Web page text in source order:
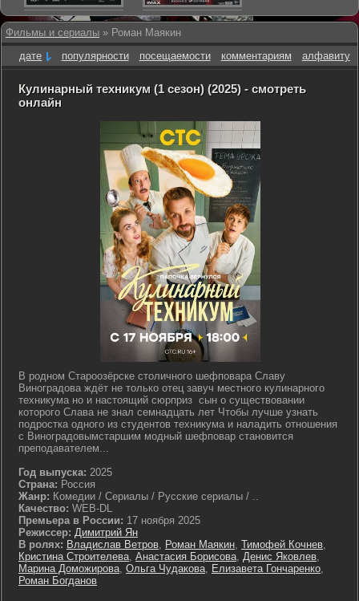
Фильмы и сериалы » Роман Маякин
дате
популярности посещаемости комментариям алфавиту
Кулинарный техникум (1 сезон) (2025) - смотреть
онлайн
В родном Староозёрске столичного шефповара Славу
Виноградова ждёт не только отец завуч местного кулинарного
техникума но и настоящий сюрприз сын о существовании
которого Слава не знал семнадцать лет Чтобы лучше узнать
подростка одного из студентов техникума и наладить отношения
с Виноградовымстаршим модный шефповар становится
преподавателем...
Год выпуска: 2025
Страна: Россия
Жанр: Комедии / Сериалы / Русские сериалы / ..
Качество: WEB-DL
Премьера в России: 17 ноября 2025
Режиссер: Димитрий Ян
В ролях: Владислав Ветров, Роман Маякин, Тимофей Кочнев,
Кристина Строителева, Анастасия Борисова, Денис Яковлев,
Марина Доможирова, Ольга Чудакова, Елизавета Гончаренко,
Роман Богданов